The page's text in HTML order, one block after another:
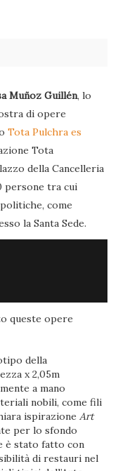
Muñoz Guillén, lo
di opere
Tota Pulchra es
Tota
della Cancelleria
persone tra cui
come
la Santa Sede.
queste opere
della
x 2,05m
a mano
nobili, come fili
ispirazioneArt
per lo sfondo
è stato fatto con
di restauri nel